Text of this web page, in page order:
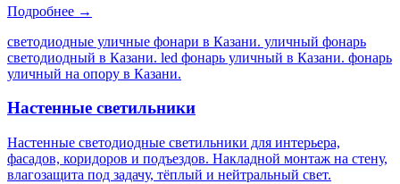
Подробнее →
светодиодные уличные фонари в Казани. уличный фонарь
светодиодный в Казани. led фонарь уличный в Казани. фонарь
уличный на опору в Казани.
Настенные светильники
Настенные светодиодные светильники для интерьера,
фасадов, коридоров и подъездов. Накладной монтаж на стену,
влагозащита под задачу, тёплый и нейтральный свет.